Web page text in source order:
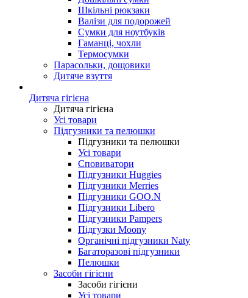
Шкільні рюкзаки
Валізи для подорожей
Сумки для ноутбуків
Гаманці, чохли
Термосумки
Парасольки, дощовики
Дитяче взуття
Дитяча гігієна
Дитяча гігієна
Усі товари
Підгузники та пелюшки
Підгузники та пелюшки
Усі товари
Сповиватори
Підгузники Huggies
Підгузники Merries
Підгузники GOO.N
Підгузники Libero
Підгузники Pampers
Підгузки Moony
Органічні підгузники Naty
Багаторазові підгузники
Пелюшки
Засоби гігієни
Засоби гігієни
Усі товари